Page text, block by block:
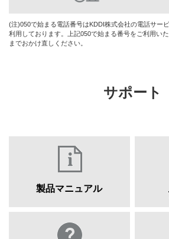
(注)050で始まる電話番号はKDDI株式会社の電話サー
利用しております。上記050で始まる番号をご利用い
までおかけ直しください。
サポート
製品マニュアル